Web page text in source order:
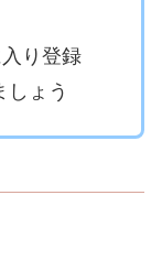
り登録
しょう